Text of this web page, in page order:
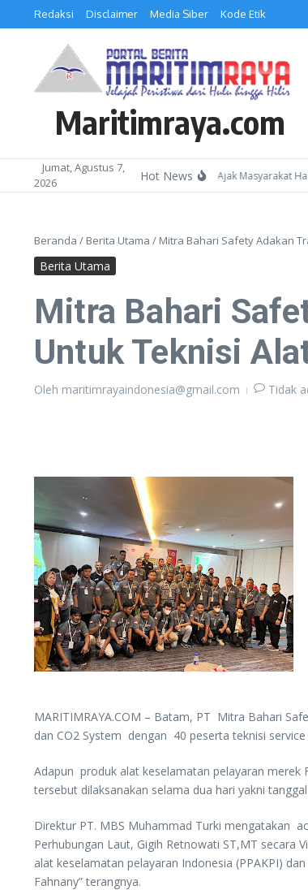
Lewati ke konten
Redaksi Disclaimer Media Siber Kode Etik
Maritimraya.com
Jumat, Agustus 7,
2026
Hot News
Kepala Kemenag Batam Ajak Masyarakat Hadiri
Beranda / Berita Utama / Mitra Bahari Safety Adakan
Berita Utama
Mitra Bahari
Untuk Teknisi
Oleh maritimrayaindonesia@gmail.com Tidak
MARITIMRAYA.COM – Batam, PT Mitra Bahari
dan CO2 System dengan 40 peserta teknisi
Adapun produk alat keselamatan pelayaran
tersebut dilaksanakan selama dua hari yakni
Direktur PT. MBS Muhammad Turki mengatakan
Perhubungan Laut, Gigih Retnowati ST,MT secara
alat keselamatan pelayaran Indonesia (PPAKPI)
Fahnany” terangnya.